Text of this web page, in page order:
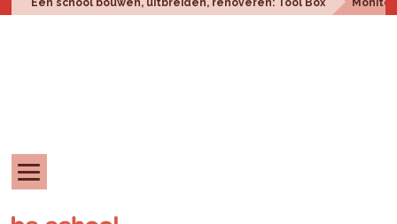
Een school bouwen, uitbreiden, renoveren: Tool Box